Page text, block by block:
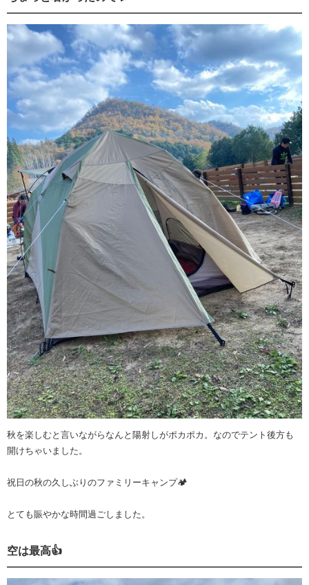
秋を楽しむと言いながらなんと陽射しがポカポカ。なのでテント後方も
開けちゃいました。
祝日の秋の久しぶりのファミリーキャンプ🏕️
とても賑やかな時間過ごしました。
空は最高👍